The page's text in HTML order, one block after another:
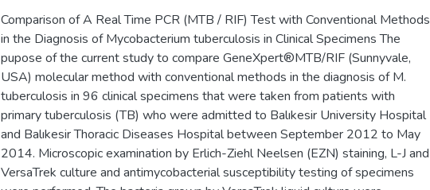
Comparison of A Real Time PCR (MTB / RIF) Test with Conventional Methods
in the Diagnosis of Mycobacterium tuberculosis in Clinical Specimens The
pupose of the current study to compare GeneXpert®MTB/RIF (Sunnyvale,
USA) molecular method with conventional methods in the diagnosis of M.
tuberculosis in 96 clinical specimens that were taken from patients with
primary tuberculosis (TB) who were admitted to Balıkesir University Hospital
and Balıkesir Thoracic Diseases Hospital between September 2012 to May
2014. Microscopic examination by Erlich-Ziehl Neelsen (EZN) staining, L-J and
VersaTrek culture and antimycobacterial susceptibility testing of specimens